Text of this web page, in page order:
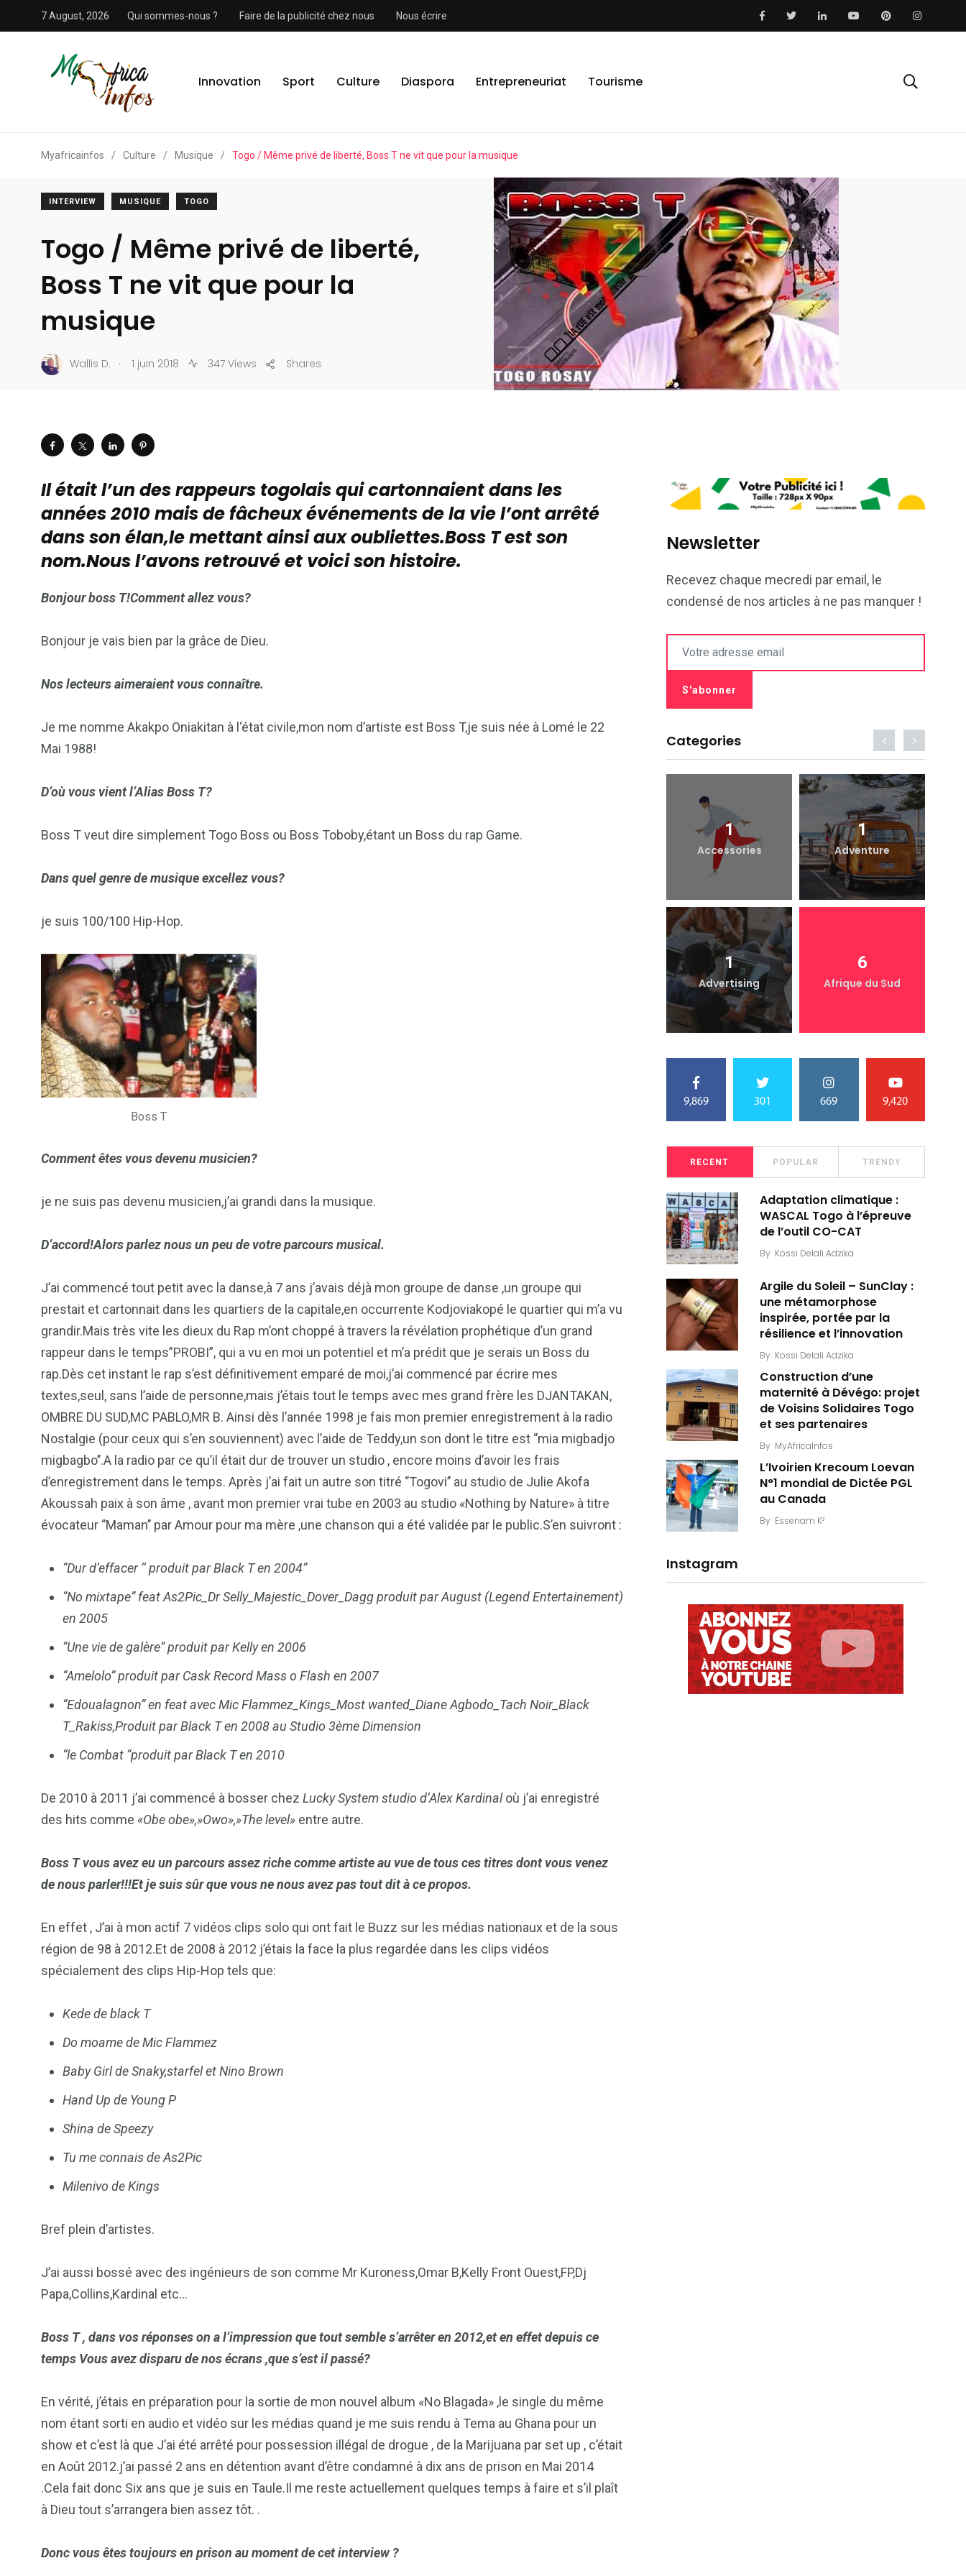
7 August, 2026 Qui sommes-nous ? Faire de la publicité chez nous Nous écrire
Innovation Sport Culture Diaspora Entrepreneuriat Tourisme
Myafricainfos / Culture / Musique / Togo / Même privé de liberté, Boss T ne vit que pour la musique
INTERVIEW MUSIQUE TOGO
Togo / Même privé de liberté,
Boss T ne vit que pour la
musique
Wallis D. . 1 juin 2018 347 Views Shares
Il était l’un des rappeurs togolais qui cartonnaient dans les
années 2010 mais de fâcheux événements de la vie l’ont arrêté
dans son élan,le mettant ainsi aux oubliettes.Boss T est son
nom.Nous l’avons retrouvé et voici son histoire.
Bonjour boss T!Comment allez vous?
Bonjour je vais bien par la grâce de Dieu.
Nos lecteurs aimeraient vous connaître.
Je me nomme Akakpo Oniakitan à l‘état civile,mon nom d’artiste est Boss T,je suis née à Lomé le 22
Mai 1988!
D’où vous vient l’Alias Boss T?
Boss T veut dire simplement Togo Boss ou Boss Toboby,étant un Boss du rap Game.
Dans quel genre de musique excellez vous?
je suis 100/100 Hip-Hop.
Boss T
Comment êtes vous devenu musicien?
je ne suis pas devenu musicien,j’ai grandi dans la musique.
D’accord!Alors parlez nous un peu de votre parcours musical.
J’ai commencé tout petit avec la danse,à 7 ans j’avais déjà mon groupe de danse ,un groupe qui
prestait et cartonnait dans les quartiers de la capitale,en occurrente Kodjoviakopé le quartier qui m’a vu
grandir.Mais très vite les dieux du Rap m’ont choppé à travers la révélation prophétique d’un grand
rappeur dans le temps”PROBI”, qui a vu en moi un potentiel et m’a prédit que je serais un Boss du
rap.Dès cet instant le rap s’est définitivement emparé de moi,j’ai commencé par écrire mes
textes,seul, sans l’aide de personne,mais j’étais tout le temps avec mes grand frère les DJANTAKAN,
OMBRE DU SUD,MC PABLO,MR B. Ainsi dès l’année 1998 je fais mon premier enregistrement à la radio
Nostalgie (pour ceux qui s’en souviennent) avec l’aide de Teddy,un son dont le titre est ‘’mia migbadjo
migbagbo’’.A la radio par ce qu’il était dur de trouver un studio , encore moins d’avoir les frais
d’enregistrement dans le temps. Après j’ai fait un autre son titré ‘’Togovi’’ au studio de Julie Akofa
Akoussah paix à son âme , avant mon premier vrai tube en 2003 au studio «Nothing by Nature» à titre
évocateur ‘’Maman’’ par Amour pour ma mère ,une chanson qui a été validée par le public.S’en suivront :
“Dur d’effacer ‘’ produit par Black T en 2004”
“No mixtape” feat As2Pic_Dr Selly_Majestic_Dover_Dagg produit par August (Legend Entertainement)
en 2005
“Une vie de galère” produit par Kelly en 2006
“Amelolo” produit par Cask Record Mass o Flash en 2007
“Edoualagnon” en feat avec Mic Flammez_Kings_Most wanted_Diane Agbodo_Tach Noir_Black
T_Rakiss,Produit par Black T en 2008 au Studio 3ème Dimension
“le Combat “produit par Black T en 2010
De 2010 à 2011 j’ai commencé à bosser chez Lucky System studio d’Alex Kardinaloù j’ai enregistré
des hits comme «Obe obe»,»Owo»,»The level» entre autre.
Boss T vous avez eu un parcours assez riche comme artiste au vue de tous ces titres dont vous venez
de nous parler!!!Et je suis sûr que vous ne nous avez pas tout dit à ce propos.
En effet , J’ai à mon actif 7 vidéos clips solo qui ont fait le Buzz sur les médias nationaux et de la sous
région de 98 à 2012.Et de 2008 à 2012 j’étais la face la plus regardée dans les clips vidéos
spécialement des clips Hip-Hop tels que:
Kede de black T
Do moame de Mic Flammez
Baby Girl de Snaky,starfel et Nino Brown
Hand Up de Young P
Shina de Speezy
Tu me connais de As2Pic
Milenivo de Kings
Bref plein d’artistes.
J’ai aussi bossé avec des ingénieurs de son comme Mr Kuroness,Omar B,Kelly Front Ouest,FP,Dj
Papa,Collins,Kardinal etc…
Boss T , dans vos réponses on a l’impression que tout semble s’arrêter en 2012,et en effet depuis ce
temps Vous avez disparu de nos écrans ,que s’est il passé?
En vérité, j’étais en préparation pour la sortie de mon nouvel album «No Blagada» ,le single du même
nom étant sorti en audio et vidéo sur les médias quand je me suis rendu à Tema au Ghana pour un
show et c’est là que J’ai été arrêté pour possession illégal de drogue , de la Marijuana par set up , c’était
en Août 2012.j’ai passé 2 ans en détention avant d’être condamné à dix ans de prison en Mai 2014
.Cela fait donc Six ans que je suis en Taule.Il me reste actuellement quelques temps à faire et s’il plaît
à Dieu tout s’arrangera bien assez tôt. .
Donc vous êtes toujours en prison au moment de cet interview ?
Newsletter
Recevez chaque mecredi par email, le
condensé de nos articles à ne pas manquer !
Categories
1824 1
1
wedding
1 1
Accessories
1
Adventure
1
Advertising
6
Afrique du Sud
9,869 301 669 9,420
RECENT POPULAR TRENDY
Adaptation climatique :
WASCAL Togo à l’épreuve
de l’outil CO-CAT
By Kossi Delali Adzika
Argile du Soleil – SunClay :
une métamorphose
inspirée, portée par la
résilience et l’innovation
By Kossi Delali Adzika
Construction d’une
maternité à Dévégo: projet
de Voisins Solidaires Togo
et ses partenaires
By MyAfricaInfos
L’Ivoirien Krecoum Loevan
N°1 mondial de Dictée PGL
au Canada
By Essenam K²
Instagram